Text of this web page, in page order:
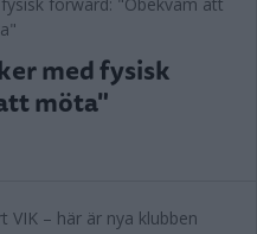
med fysisk
möta"